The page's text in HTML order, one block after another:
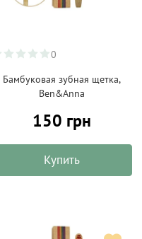
0
Бамбуковая зубная щетка,
Ben&Anna
150 грн
Купить